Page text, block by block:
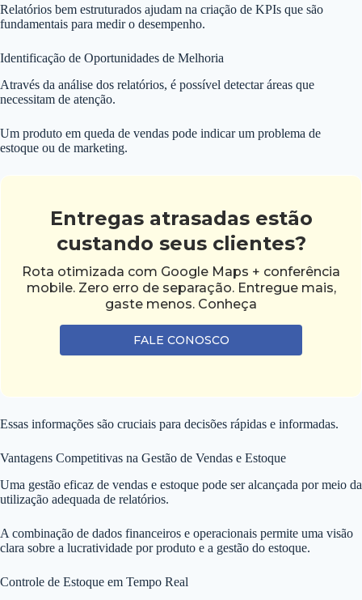
Relatórios bem estruturados ajudam na criação de KPIs que são
fundamentais para medir o desempenho.
Identificação de Oportunidades de Melhoria
Através da análise dos relatórios, é possível detectar áreas que
necessitam de atenção.
Um produto em queda de vendas pode indicar um problema de
estoque ou de marketing.
Entregas atrasadas estão
custando seus clientes?
Rota otimizada com Google Maps + conferência
mobile. Zero erro de separação. Entregue mais,
gaste menos. Conheça
FALE CONOSCO
Essas informações são cruciais para decisões rápidas e informadas.
Vantagens Competitivas na Gestão de Vendas e Estoque
Uma gestão eficaz de vendas e estoque pode ser alcançada por meio da
utilização adequada de relatórios.
A combinação de dados financeiros e operacionais permite uma visão
clara sobre a lucratividade por produto e a gestão do estoque.
Controle de Estoque em Tempo Real